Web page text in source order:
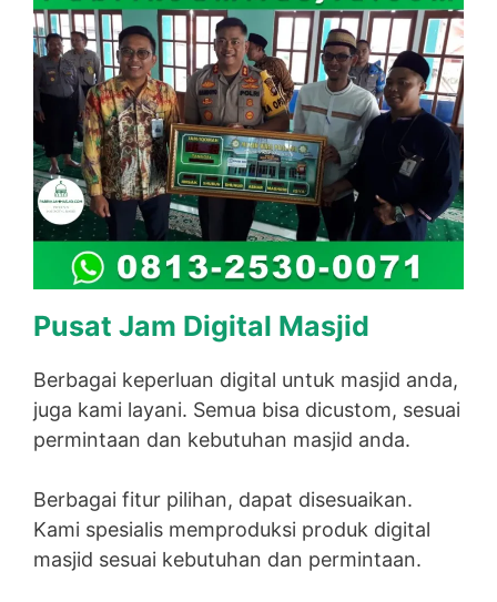
Pusat Jam Digital Masjid
Berbagai keperluan digital untuk masjid anda,
juga kami layani. Semua bisa dicustom, sesuai
permintaan dan kebutuhan masjid anda.
Berbagai fitur pilihan, dapat disesuaikan.
Kami spesialis memproduksi produk digital
masjid sesuai kebutuhan dan permintaan.